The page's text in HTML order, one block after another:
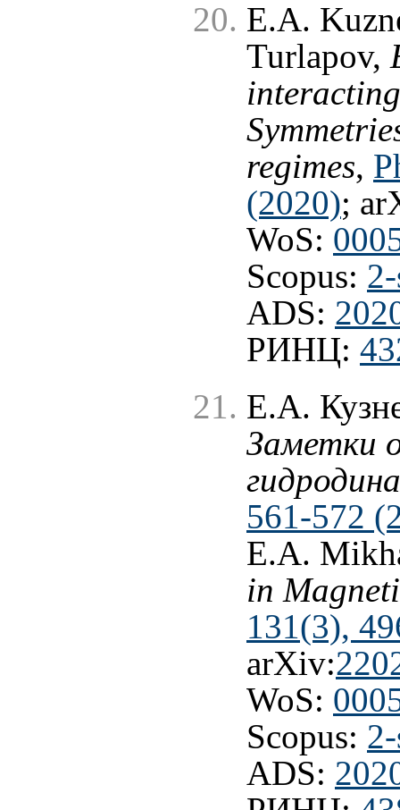
E.A.
Turlapov,
regimes,
(2020);
WoS:
Scopus:
ADS:
РИНЦ:
Е.А.
Заметки
561-572
E.A.
in
131(3),
arXiv:
WoS:
Scopus:
ADS: